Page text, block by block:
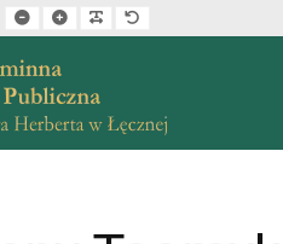
mode
yellow mode
yellow black mode
Set smaller font
Set larger font
Make font more readable